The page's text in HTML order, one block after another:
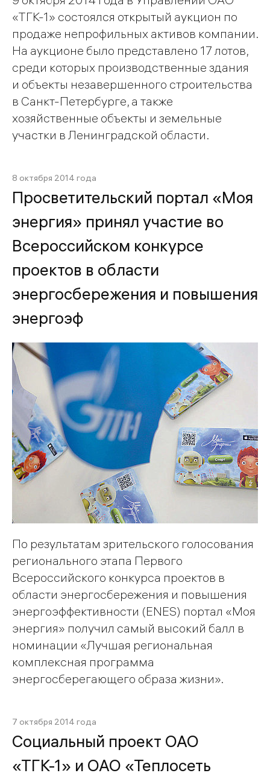
«ТГК-1» состоялся открытый аукцион по
продаже непрофильных активов компании.
На аукционе было представлено 17 лотов,
среди которых производственные здания
и объекты незавершенного строительства
в Санкт-Петербурге, а также
хозяйственные объекты и земельные
участки в Ленинградской области.
8 октября 2014 года
Просветительский портал «Моя
энергия» принял участие во
Всероссийском конкурсе
проектов в области
энергосбережения и повышения
энергоэф
По результатам зрительского голосования
регионального этапа Первого
Всероссийского конкурса проектов в
области энергосбережения и повышения
энергоэффективности (ENES) портал «Моя
энергия» получил самый высокий балл в
номинации «Лучшая региональная
комплексная программа
энергосберегающего образа жизни».
7 октября 2014 года
Социальный проект ОАО
«ТГК-1» и ОАО «Теплосеть